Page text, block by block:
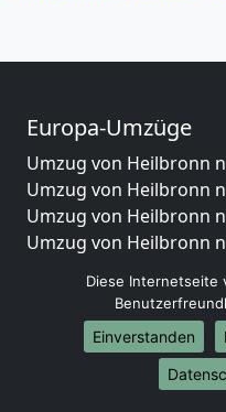
Europa-Umzüge
Umzug von Heilbronn
Umzug von Heilbronn
Umzug von Heilbronn
Umzug von Heilbronn
Umzug von Heilbronn
Umzug von Heilbronn
und Herzegowina
Umzug von Heilbronn
Diese Internetseite
Einverstanden